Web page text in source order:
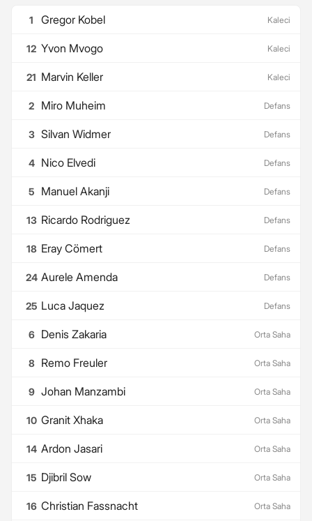
1 Gregor Kobel Kaleci
12 Yvon Mvogo Kaleci
21 Marvin Keller Kaleci
2 Miro Muheim Defans
3 Silvan Widmer Defans
4 Nico Elvedi Defans
5 Manuel Akanji Defans
13 Ricardo Rodriguez Defans
18 Eray Cömert Defans
24 Aurele Amenda Defans
25 Luca Jaquez Defans
6 Denis Zakaria Orta Saha
8 Remo Freuler Orta Saha
9 Johan Manzambi Orta Saha
10 Granit Xhaka Orta Saha
14 Ardon Jasari Orta Saha
15 Djibril Sow Orta Saha
16 Christian Fassnacht Orta Saha